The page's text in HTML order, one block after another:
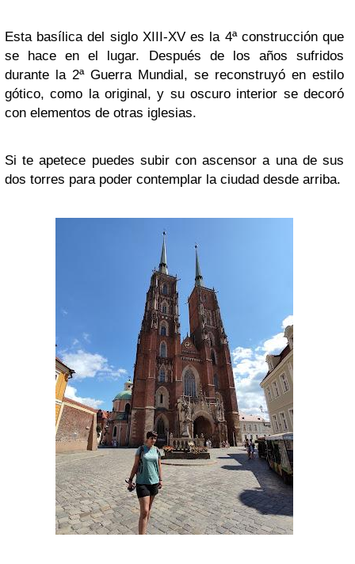
Esta basílica del siglo XIII-XV es la 4ª construcción que
se hace en el lugar. Después de los años sufridos
durante la 2ª Guerra Mundial, se reconstruyó en estilo
gótico, como la original, y su oscuro interior se decoró
con elementos de otras iglesias.
Si te apetece puedes subir con ascensor a una de sus
dos torres para poder contemplar la ciudad desde arriba.